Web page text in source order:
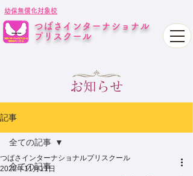
つばさインターナショナル
プリスクール
幼保無償化対象校
お知らせ
記事
全ての記事
全ての記事
つばさインターナショナルプリスクール
2022年11月11日